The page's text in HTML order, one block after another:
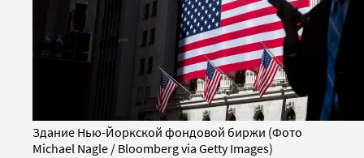
Здание Нью-Йоркской фондовой биржи (Фото
Michael Nagle / Bloomberg via Getty Images)